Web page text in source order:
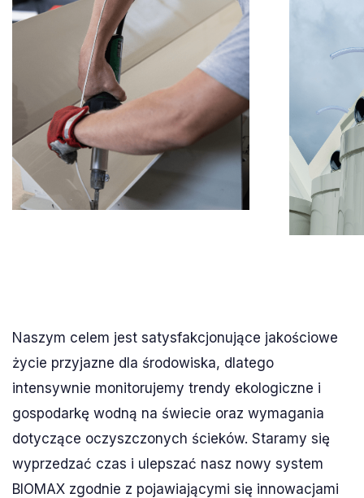
Naszym celem jest satysfakcjonujące jakościowe
życie przyjazne dla środowiska, dlatego
intensywnie monitorujemy trendy ekologiczne i
gospodarkę wodną na świecie oraz wymagania
dotyczące oczyszczonych ścieków. Staramy się
wyprzedzać czas i ulepszać nasz nowy system
BIOMAX zgodnie z pojawiającymi się innowacjami